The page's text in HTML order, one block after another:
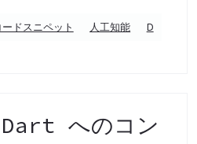
ードスニペット 人工知能
D
へのコン